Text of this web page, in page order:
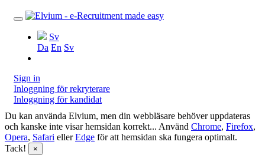
Sv
Da En Sv
Sign in
Inloggning för rekryterare
Inloggning för kandidat
Du kan använda Elvium, men din webbläsare behöver uppdateras
och kanske inte visar hemsidan korrekt... Använd Chrome, Firefox,
Opera, Safari ellerEdge för att hemsidan ska fungera optimalt.
Tack!
×